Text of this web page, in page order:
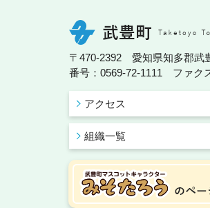
〒470-2392 愛知県知多郡武
番号：0569-72-1111 ファク
アクセス
組織一覧